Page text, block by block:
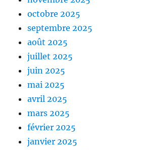
octobre 2025
septembre 2025
août 2025
juillet 2025
juin 2025
mai 2025
avril 2025
mars 2025
février 2025
janvier 2025